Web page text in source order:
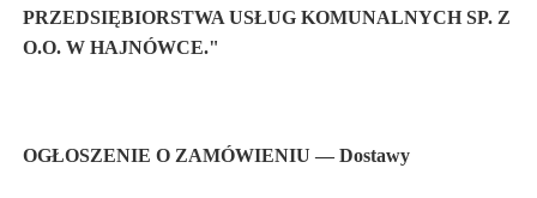
PRZEDSIĘBIORSTWA USŁUG KOMUNALNYCH SP. Z
O.O. W HAJNÓWCE."
OGŁOSZENIE O ZAMÓWIENIU — Dostawy